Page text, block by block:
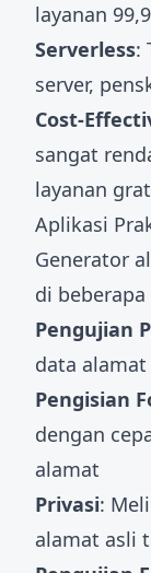
layanan
Serverless:
server,
Cost-
sangat
layanan
Aplikasi
Generator
di
Pengujian
data
Pengisian
dengan
alamat
Privasi:
alamat asli